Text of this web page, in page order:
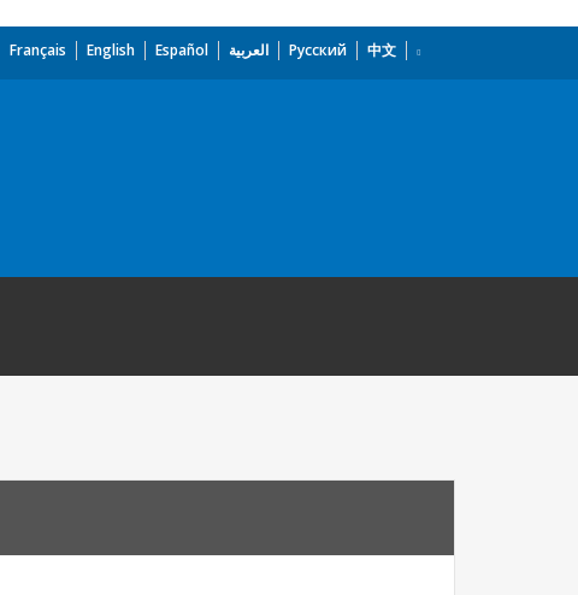
Français English Español العربية Русский 中文